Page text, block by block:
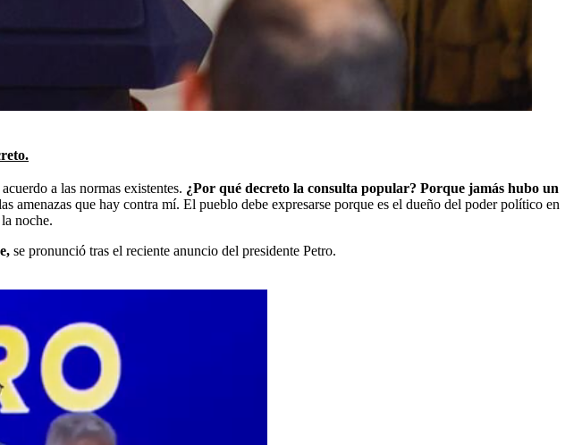
a las normas existentes. ¿Por qué decreto la consulta popular? Porque jamás hubo un
amenazas que hay contra mí. El pueblo debe expresarse porque es el dueño del poder político en
noche.
se pronunció tras el reciente anuncio del presidente Petro.